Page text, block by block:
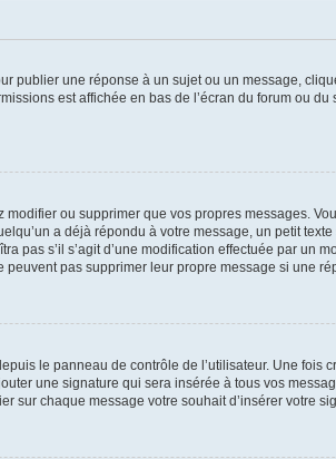
publier une réponse à un sujet ou un message,
est affichée en bas de l’écran du forum ou
ou supprimer que vos propres messages.
a déjà répondu à votre message, un petit
pas s’il s’agit d’une modification effectuée par un
pas supprimer leur propre message si une
le panneau de contrôle de l’utilisateur. Une fois
une signature qui sera insérée à tous vos
sur chaque message votre souhait d’insérer votre